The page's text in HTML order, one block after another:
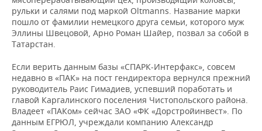
рульки и салями под маркой Oltmanns. Название марки
пошло от фамилии немецкого друга семьи, которого муж
Эллины Швецовой, Арно Роман Шайер, позвал за собой в
Татарстан.
Если верить данным базы «СПАРК-Интерфакс», совсем
недавно в «ПАК» на пост гендиректора вернулся прежний
руководитель Раис Гимадиев, успевший поработать и
главой Каргалинского поселения Чистопольского района.
Владеет «ПАКом» сейчас ЗАО «ФК «Дорстройинвест». По
данным ЕГРЮЛ, учреждали компанию Александр